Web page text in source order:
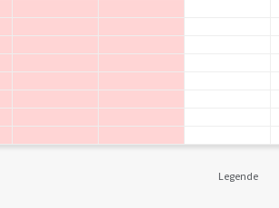
Legende